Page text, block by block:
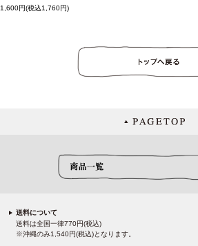
1,600円(税込1,760円)
送料について
送料は全国一律770円(税込)
※沖縄のみ1,540円(税込)となります。